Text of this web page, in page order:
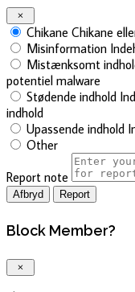
Chikane Chikane
Misinformation
Mistænksomt
potentiel malware
Stødende indhold
indhold
Upassende indhold
Other
Report note
Report
Block Member?